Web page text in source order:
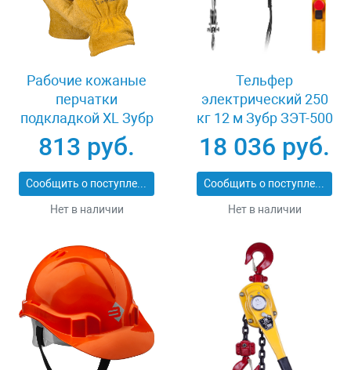
Рабочие кожаные
перчатки
подкладкой XL Зубр
МАСТЕР 1135-XL
813 руб.
Сообщить о поступлении
Нет в наличии
Тельфер
электрический 250
кг 12 м Зубр ЗЭТ-500
18 036 руб.
Сообщить о поступлении
Нет в наличии